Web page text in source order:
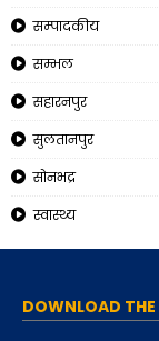
सम्पादकीय
सम्भल
सहारनपुर
सुलतानपुर
सोनभद्र
स्वास्थ्य
DOWNLOAD THE